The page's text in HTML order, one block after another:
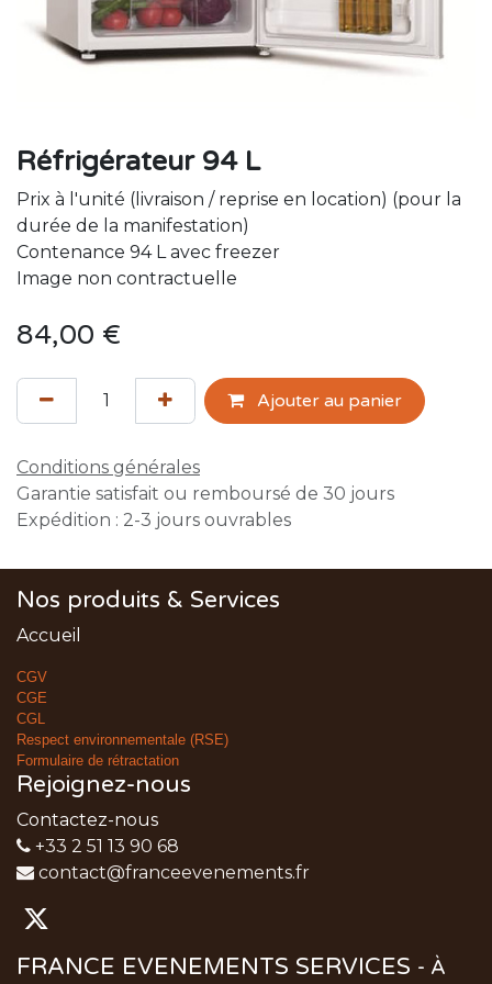
Réfrigérateur 94 L
Prix à l'unité (livraison / reprise en location) (pour la
durée de la manifestation)
Contenance 94 L avec freezer
Image non contractuelle
84,00 €
Ajouter au panier
Conditions générales
Garantie satisfait ou remboursé de 30 jours
Expédition : 2-3 jours ouvrables
Nos produits & Services
Accueil
CGV
CGE
CGL
Respect environnementale (RSE)
Formulaire de rétractation
Rejoignez-nous
Contactez-nous
+33 2 51 13 90 68
contact@franceevenements.fr
FRANCE EVENEMENTS SERVICES - À